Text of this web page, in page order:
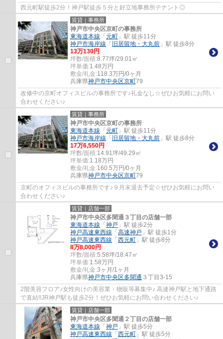
西元町駅徒歩2分！神戸駅徒歩５分と好立地事務所テナント◎
賃貸｜事務所
神戸市中央区京町の事務所
東海道本線 「 元町 」駅 徒歩11分
神戸市海岸線 「 旧居留地・大丸前 」駅 徒歩8分
13万130円
坪数/面積:8.77坪/29.01㎡
坪単価:1.48万円
敷金/礼金:118.3万円/0ヶ月
兵庫県神戸市中央区京町79
改修中の京町オフィスビルの事務所です♪礼金なし☆ぜひお気軽にお問い
合わせください♪
賃貸｜事務所
神戸市中央区京町の事務所
東海道本線 「 元町 」駅 徒歩11分
神戸市海岸線 「 旧居留地・大丸前 」駅 徒歩8分
17万6,550円
坪数/面積:14.91坪/49.29㎡
坪単価:1.18万円
敷金/礼金:160.5万円/0ヶ月
兵庫県神戸市中央区京町79
京町のオフィスビルの事務所です♪９月末退去予定☆ぜひお気軽にお問い
合わせください♪
賃貸｜店舗一部
神戸市中央区多聞通３丁目の店舗一部
東海道本線 「 神戸 」駅 徒歩2分
神戸高速東西線 「 高速神戸 」駅 徒歩1分
神戸高速東西線 「 西元町 」駅 徒歩8分
8万8,000円
坪数/面積:5.58坪/18.47㎡
坪単価:1.58万円
敷金/礼金:3ヶ月/1ヶ月
兵庫県神戸市中央区多聞通 ３丁目3-15
2階美容フロア♪女性向けの美容業・物販等募集中♪ 高速神戸駅と地下通路
で直結!!JR神戸駅も徒歩2分！ぜひお気軽にお問い合わせください♪
賃貸｜店舗一部
神戸市中央区多聞通２丁目の店舗一部
東海道本線 「 神戸 」駅 徒歩5分
神戸高速東西線 「 西元町 」駅 徒歩5分